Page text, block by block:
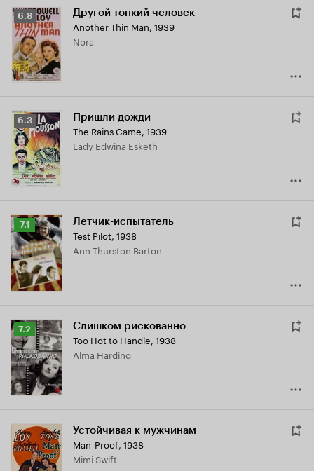
Рейтинг
Кинопоиска
6.8
6.8 Другой тонкий человек
Another Thin Man, 1939
Nora
Рейтинг
Кинопоиска
6.3
6.3 Пришли дожди
The Rains Came, 1939
Lady Edwina Esketh
Рейтинг
Кинопоиска
7.1
7.1 Летчик-испытатель
Test Pilot, 1938
Ann Thurston Barton
Рейтинг
Кинопоиска
7.2
7.2 Слишком рискованно
Too Hot to Handle, 1938
Alma Harding
Устойчивая к мужчинам
Man-Proof, 1938
Mimi Swift